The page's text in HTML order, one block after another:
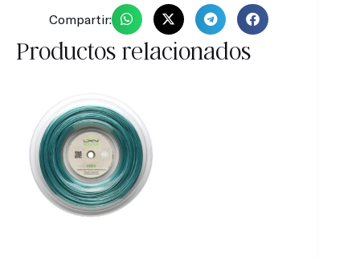
Compartir:
Productos relacionados